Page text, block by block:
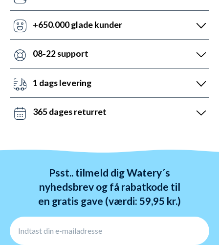
Vores pris-robotter opdaterer dagligt alle vores
priser ift. konkurrenterne. Misser de, så udnyt vores
+650.000 glade kunder
Med +6 år i markedet, så har vi hjulpet flere end
nogen andre med udstyr til vandsport. Heldigvis kan
08-22 support
Vi er sat i verden for at hjælpe. Derfor er vores
kundeservice åben mandag til fredag fra 08 til 22.
1 dags levering
Det kan du opnå ved bestilling før kl. 22:00 alle ugens
dage - også i weekenden. Vi sender med DAO, Bring
365 dages returret
behandles indenfor 24 timer.
Psst.. tilmeld dig Watery´s
nyhedsbrev og få rabatkode til
en gratis gave (værdi: 59,95 kr.)